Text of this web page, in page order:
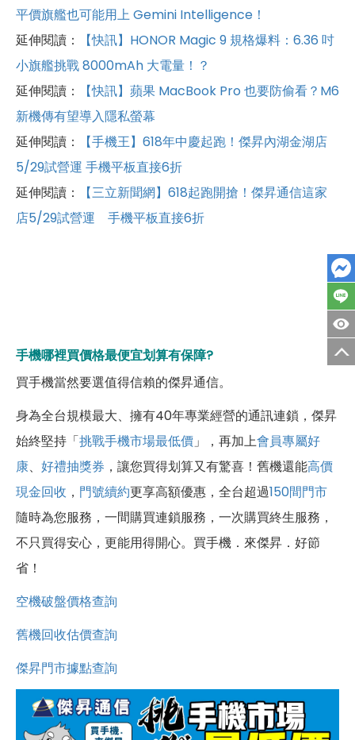
平價旗艦也可能用上 Gemini Intelligence！
延伸閱讀：
【快訊】HONOR Magic 9 規格爆料：6.36 吋
小旗艦挑戰 8000mAh 大電量！？
延伸閱讀：
【快訊】蘋果 MacBook Pro 也要防偷看？M6
新機傳有望導入隱私螢幕
延伸閱讀：
【手機王】618年中慶起跑！傑昇內湖金湖店
5/29試營運 手機平板直接6折
延伸閱讀：
【三立新聞網】618起跑開搶！傑昇通信這家
店5/29試營運 手機平板直接6折
手機哪裡買價格最便宜划算有保障?
買手機當然要選值得信賴的傑昇通信。
身為全台規模最大、擁有40年專業經營的通訊連鎖，傑昇
始終堅持「挑戰手機市場最低價 」，再加上會員專屬好
康、 好禮抽獎券 ，讓您買得划算又有驚喜！舊機還能高價
現金回收 ， 門號續約更享高額優惠，全台超過150間門市
隨時為您服務，一間購買連鎖服務，一次購買終生服務，
不只買得安心，更能用得開心。買手機．來傑昇．好節
省！
空機破盤價格查詢
舊機回收估價查詢
傑昇門市據點查詢